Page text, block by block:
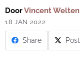
DoorVincent
18 JAN 2022
Share Post